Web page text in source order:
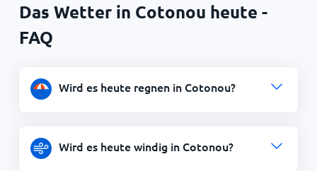
Das Wetter in Cotonou heute -
FAQ
Wird es heute regnen in Cotonou?
Wird es heute windig in Cotonou?